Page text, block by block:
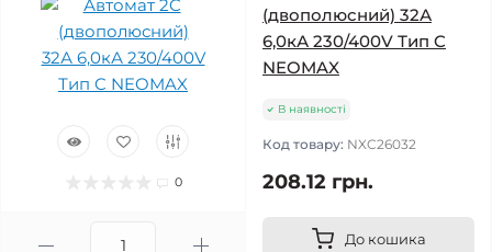
0
(двополюсний) 32А
6,0кА 230/400V Тип C
NEOMAX
В наявності
Код товару: NXC26032
208.12 грн.
До кошика